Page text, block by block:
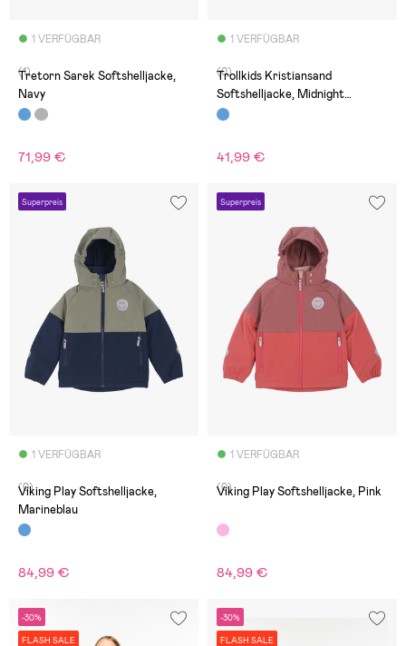
1 VERFÜGBAR
(1)
Tretorn Sarek Softshelljacke,
Navy
71,99 €
1 VERFÜGBAR
(0)
Trollkids Kristiansand
Softshelljacke, Midnight
Blue/Cerulean
41,99 €
Superpreis
1 VERFÜGBAR
(0)
Viking Play Softshelljacke,
Marineblau
84,99 €
Superpreis
1 VERFÜGBAR
(0)
Viking Play Softshelljacke, Pink
84,99 €
-30%
FLASH SALE
-30%
FLASH SALE